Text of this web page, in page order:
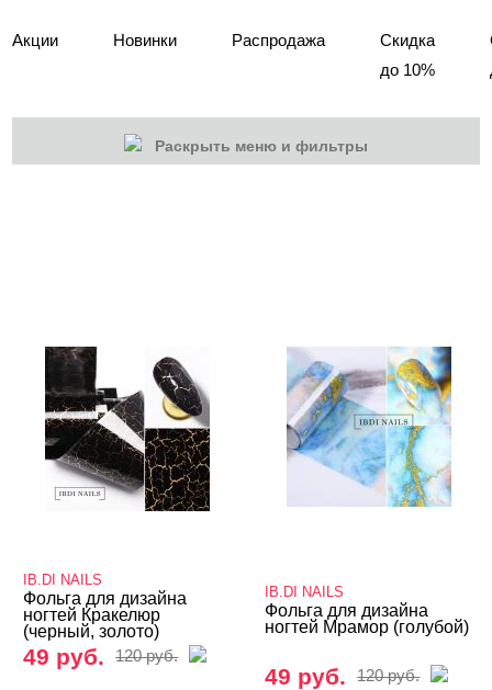
Акции Новинки Распродажа
Скидка
до 10%
Раскрыть меню и фильтры
Распродажа
Дизайн ногтей
Втирка-спрей
Жидкая втирка
Ручки маркер для дизайна
Valentine's Day
Аэрография
Блестки светоотражающие
IB.DI NAILS
Фольга для дизайна
ногтей Кракелюр
(черный, золото)
49 руб. 120 руб.
IB.DI NAILS
Фольга для дизайна
ногтей Мрамор (голубой)
49 руб. 120 руб.